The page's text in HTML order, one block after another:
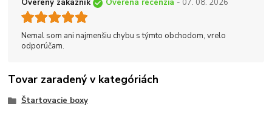
Overený zákazník Overená recenzia - 07. 08. 2026
Nemal som ani najmenšiu chybu s týmto obchodom, vrelo
odporúčam.
Tovar zaradený v kategóriách
Štartovacie boxy